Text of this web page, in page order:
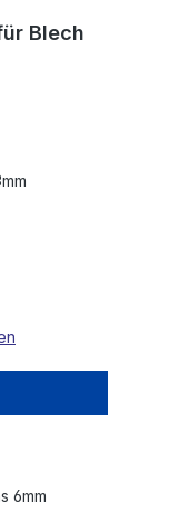
Blech